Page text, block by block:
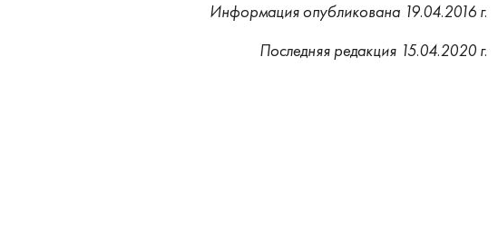
Информация опубликована 19.04.2016 г.
Последняя редакция 15.04.2020 г.